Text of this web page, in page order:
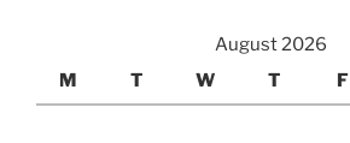
August 2026
M
T W T F